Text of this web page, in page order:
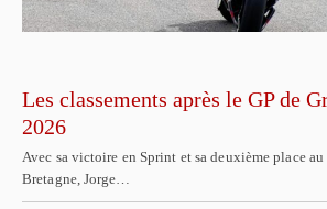
Les classements après le GP de
2026
Avec sa victoire en Sprint et sa deuxième place
Bretagne, Jorge…